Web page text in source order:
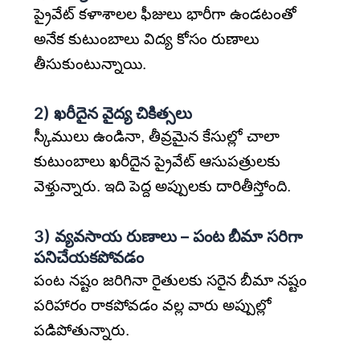
ప్రైవేట్ కళాశాలల ఫీజులు భారీగా ఉండటంతో
అనేక కుటుంబాలు విద్య కోసం రుణాలు
తీసుకుంటున్నాయి.
2)ఖరీదైన వైద్య చికిత్సలు
స్కీములు ఉండినా, తీవ్రమైన కేసుల్లో చాలా
కుటుంబాలు ఖరీదైన ప్రైవేట్ ఆసుపత్రులకు
వెళ్తున్నారు. ఇది పెద్ద అప్పులకు దారితీస్తోంది.
3)వ్యవసాయ రుణాలు – పంట బీమా సరిగా
పనిచేయకపోవడం
పంట నష్టం జరిగినా రైతులకు సరైన బీమా నష్టం
పరిహారం రాకపోవడం వల్ల వారు అప్పుల్లో
పడిపోతున్నారు.